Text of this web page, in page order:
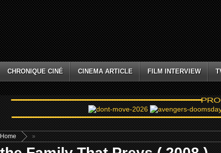
CHRONIQUE CINÉ CINEMA ARTICLE FILM INTERVIEW
Home »